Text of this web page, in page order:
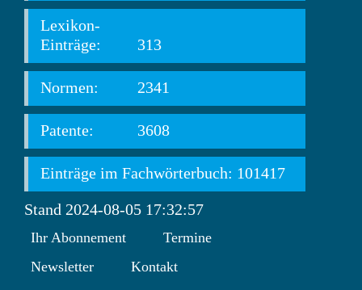
Lexikon-
Einträge:
313
Normen: 2341
Patente: 3608
Einträge im Fachwörterbuch: 101417
Stand 2024-08-05 17:32:57
Ihr Abonnement
Termine
Newsletter
Kontakt